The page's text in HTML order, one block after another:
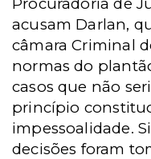
acusam Darlan,
câmara Criminal
normas do
casos que não
princípio
impessoalidade.
decisões foram